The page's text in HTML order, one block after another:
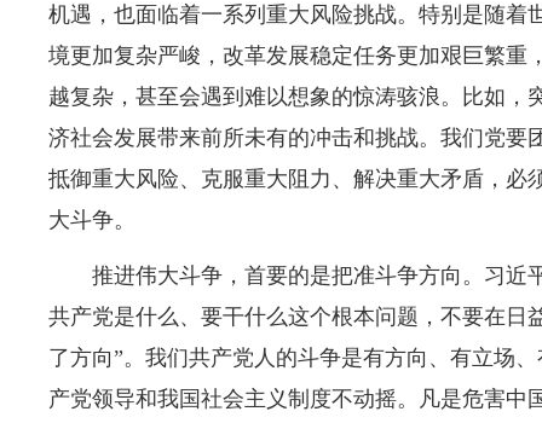
机遇，也面临着一系列重大风险挑战。特别是随着
境更加复杂严峻，改革发展稳定任务更加艰巨繁重
越复杂，甚至会遇到难以想象的惊涛骇浪。比如，
济社会发展带来前所未有的冲击和挑战。我们党要
抵御重大风险、克服重大阻力、解决重大矛盾，必
大斗争。
推进伟大斗争，首要的是把准斗争方向。习近
共产党是什么、要干什么这个根本问题，不要在日
了方向”。我们共产党人的斗争是有方向、有立场
产党领导和我国社会主义制度不动摇。凡是危害中